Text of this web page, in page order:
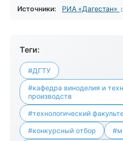
Источники: РИА «Дагестан»
Теги:
#ДГТУ
#кафедра виноделия и
производств
#технологический
#конкурсный отбор